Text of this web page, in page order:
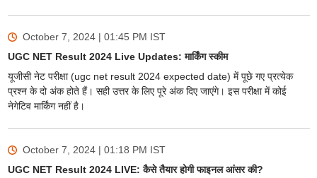
October 7, 2024 | 01:45 PM IST
UGC NET Result 2024 Live Updates: मार्किंग स्कीम
यूजीसी नेट परीक्षा (ugc net result 2024 expected date) में पूछे गए प्रत्येक
प्रश्न के दो अंक होते हैं। सही उत्तर के लिए पूरे अंक दिए जाएंगे। इस परीक्षा में कोई
नेगेटिव मार्किंग नहीं है।
October 7, 2024 | 01:18 PM IST
UGC NET Result 2024 LIVE: कैसे तैयार होगी फाइनल आंसर की?